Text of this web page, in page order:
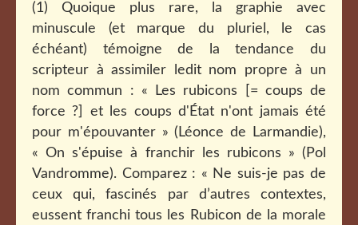
(1) Quoique plus rare, la graphie avec
minuscule (et marque du pluriel, le cas
échéant) témoigne de la tendance du
scripteur à assimiler ledit nom propre à un
nom commun : « Les rubicons [= coups de
force ?] et les coups d'État n'ont jamais été
pour m'épouvanter » (Léonce de Larmandie),
« On s'épuise à franchir les rubicons » (Pol
Vandromme). Comparez : « Ne suis-je pas de
ceux qui, fascinés par d’autres contextes,
eussent franchi tous les Rubicon de la morale